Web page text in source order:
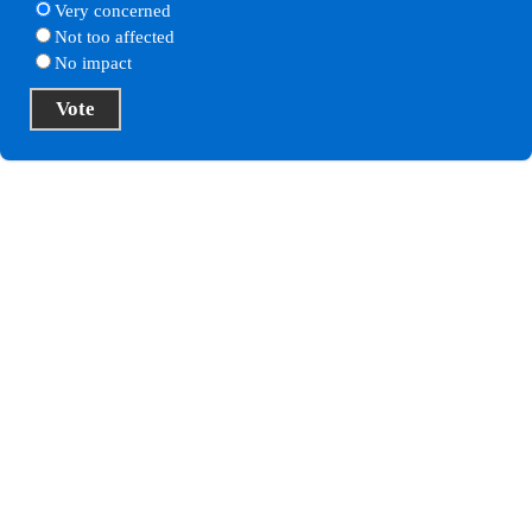
Very concerned
Not too affected
No impact